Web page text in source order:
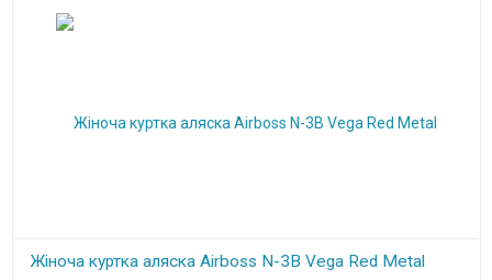
Жіноча куртка аляска Airboss N-3B Vega Red Metal